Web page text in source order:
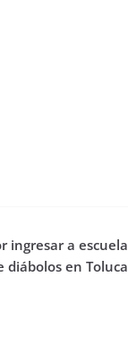
ingresar a escuela
diábolos en Toluca